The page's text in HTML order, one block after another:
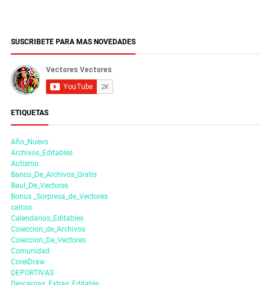
SUSCRIBETE PARA MAS NOVEDADES
ETIQUETAS
Año_Nuevo
Archivos_Editables
Autismo
Banco_De_Archivos_Gratis
Baul_De_Vectores
Bonus _Sorpresa_de_Vectores
calcos
Calendarios_Editables
Coleccion_de_Archivos
Coleccion_De_Vectores
Comunidad
CorelDraw
DEPORTIVAS